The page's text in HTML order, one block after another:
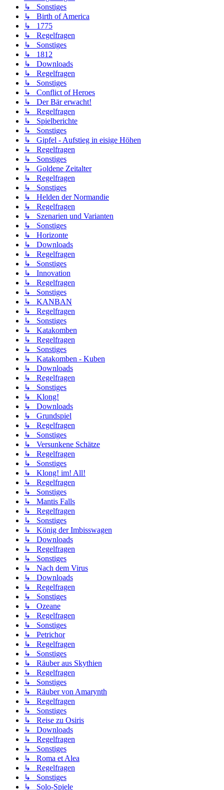
↳ Sonstiges
↳ Birth of America
↳ 1775
↳ Regelfragen
↳ Sonstiges
↳ 1812
↳ Downloads
↳ Regelfragen
↳ Sonstiges
↳ Conflict of Heroes
↳ Der Bär erwacht!
↳ Regelfragen
↳ Spielberichte
↳ Sonstiges
↳ Gipfel - Aufstieg in eisige Höhen
↳ Regelfragen
↳ Sonstiges
↳ Goldene Zeitalter
↳ Regelfragen
↳ Sonstiges
↳ Helden der Normandie
↳ Regelfragen
↳ Szenarien und Varianten
↳ Sonstiges
↳ Horizonte
↳ Downloads
↳ Regelfragen
↳ Sonstiges
↳ Innovation
↳ Regelfragen
↳ Sonstiges
↳ KANBAN
↳ Regelfragen
↳ Sonstiges
↳ Katakomben
↳ Regelfragen
↳ Sonstiges
↳ Katakomben - Kuben
↳ Downloads
↳ Regelfragen
↳ Sonstiges
↳ Klong!
↳ Downloads
↳ Grundspiel
↳ Regelfragen
↳ Sonstiges
↳ Versunkene Schätze
↳ Regelfragen
↳ Sonstiges
↳ Klong! im! All!
↳ Regelfragen
↳ Sonstiges
↳ Mantis Falls
↳ Regelfragen
↳ Sonstiges
↳ König der Imbisswagen
↳ Downloads
↳ Regelfragen
↳ Sonstiges
↳ Nach dem Virus
↳ Downloads
↳ Regelfragen
↳ Sonstiges
↳ Ozeane
↳ Regelfragen
↳ Sonstiges
↳ Petrichor
↳ Regelfragen
↳ Sonstiges
↳ Räuber aus Skythien
↳ Regelfragen
↳ Sonstiges
↳ Räuber von Amarynth
↳ Regelfragen
↳ Sonstiges
↳ Reise zu Osiris
↳ Downloads
↳ Regelfragen
↳ Sonstiges
↳ Roma et Alea
↳ Regelfragen
↳ Sonstiges
↳ Solo-Spiele